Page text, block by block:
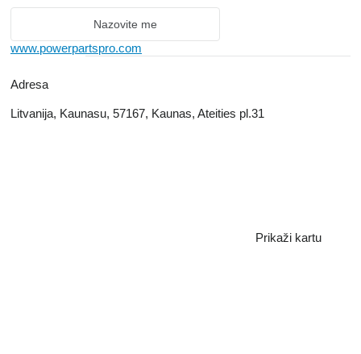
Nazovite me
www.powerpartspro.com
Adresa
Litvanija, Kaunasu, 57167, Kaunas, Ateities pl.31
Prikaži kartu